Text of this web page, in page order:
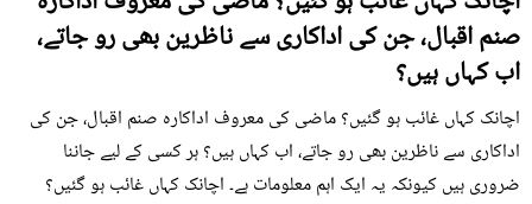
صنم اقبال، جن کی اداکاری سے ناظرین بھی رو جاتے،
اب کہاں ہیں؟
اچانک کہاں غائب ہو گئیں؟ ماضی کی معروف اداکارہ صنم اقبال، جن کی
اداکاری سے ناظرین بھی رو جاتے، اب کہاں ہیں؟ ہر کسی کے لیے جاننا
ضروری ہیں کیونکہ یہ ایک اہم معلومات ہے۔ اچانک کہاں غائب ہو گئیں؟